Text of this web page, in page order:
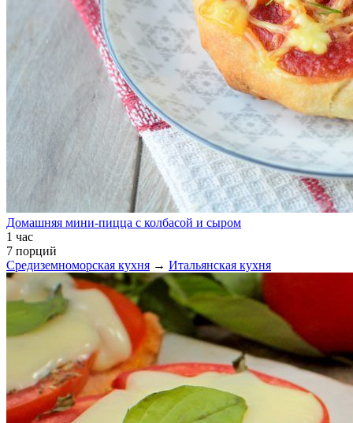
Домашняя мини-пицца с колбасой и сыром
1 час
7 порций
Средиземноморская кухня → Итальянская кухня